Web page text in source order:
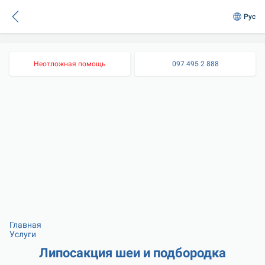
Рус
Неотложная помощь 097 495 2 888
Главная
Услуги
Липосакция шеи и подбородка